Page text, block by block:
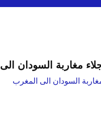
مغاربة السودان